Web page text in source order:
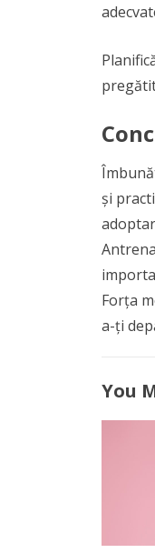
și
Forța
a-ți
You